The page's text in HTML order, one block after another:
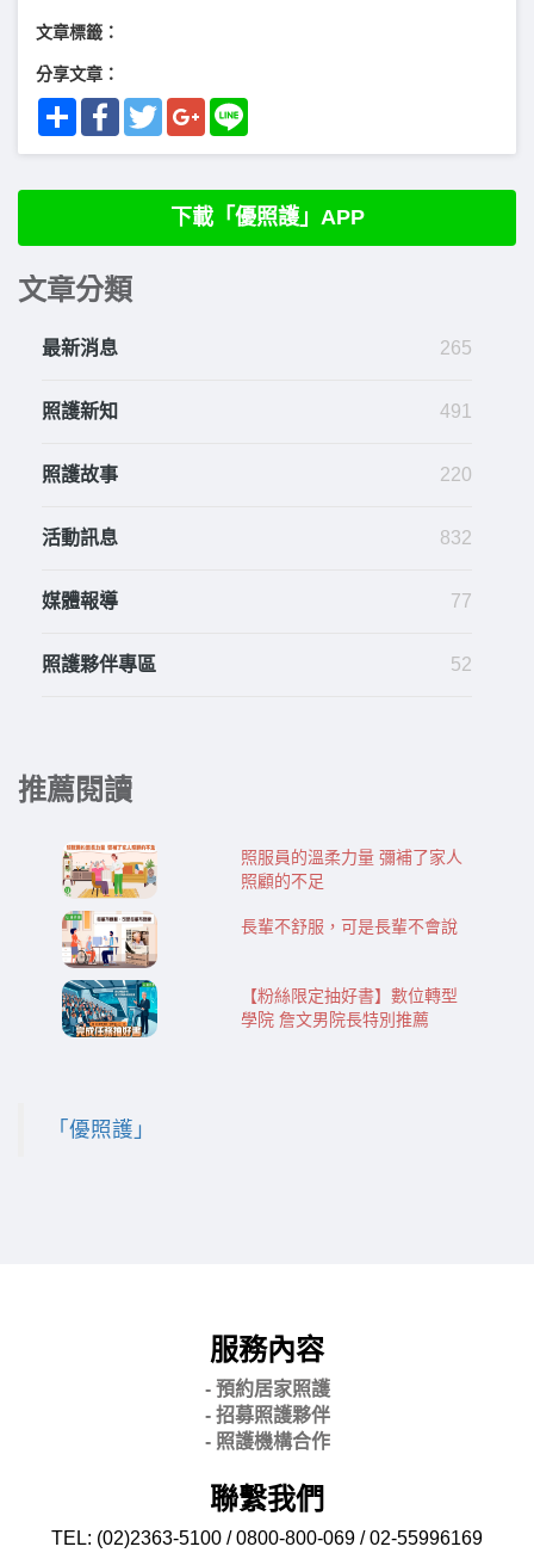
文章標籤：
分享文章：
Share FacebookTwitterGoogle+
下載「優照護」APP
文章分類
最新消息 265
照護新知 491
照護故事 220
活動訊息 832
媒體報導 77
照護夥伴專區 52
推薦閱讀
照服員的溫柔力量 彌補了家人
照顧的不足
長輩不舒服，可是長輩不會說
【粉絲限定抽好書】數位轉型
學院 詹文男院長特別推薦
「優照護」
服務內容
- 預約居家照護
- 招募照護夥伴
- 照護機構合作
聯繫我們
TEL: (02)2363-5100 / 0800-800-069 / 02-55996169